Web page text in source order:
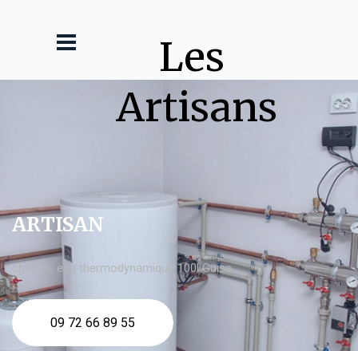
Les
Artisans
ARTISAN
chauffe eau thermodynamique 100l Guise
09 72 66 89 55